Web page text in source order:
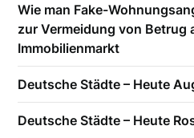
Wie man Fake-
zur Vermeidung von Betrug
Immobilienmarkt
Deutsche Städte – Heute
Deutsche Städte – Heute